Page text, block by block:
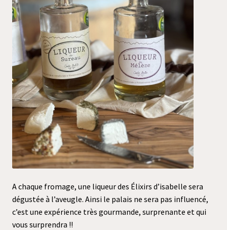
A chaque fromage, une liqueur des Élixirs d’isabelle sera
dégustée à l’aveugle. Ainsi le palais ne sera pas influencé,
c’est une expérience très gourmande, surprenante et qui
vous surprendra !!